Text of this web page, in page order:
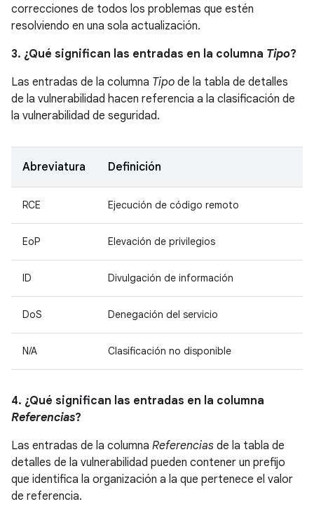
correcciones de todos los problemas que estén
resolviendo en una sola actualización.
3. ¿Qué significan las entradas en la columna Tipo?
Las entradas de la columna Tipo de la tabla de detalles
de la vulnerabilidad hacen referencia a la clasificación de
la vulnerabilidad de seguridad.
Abreviatura Definición
RCE Ejecución de código remoto
EoP Elevación de privilegios
ID Divulgación de información
DoS Denegación del servicio
N/A Clasificación no disponible
4. ¿Qué significan las entradas en la columna
Referencias?
Las entradas de la columna Referencias de la tabla de
detalles de la vulnerabilidad pueden contener un prefijo
que identifica la organización a la que pertenece el valor
de referencia.